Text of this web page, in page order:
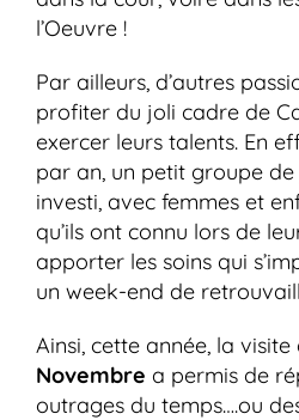
l’Oeuvre !
Par ailleurs, d’autres
profiter du joli cadre de
exercer leurs talents. En
par an, un petit groupe
investi, avec femmes et
qu’ils ont connu lors de
apporter les soins qui
un week-end de
Ainsi, cette année, la visite
Novembre a permis de
outrages du temps….ou